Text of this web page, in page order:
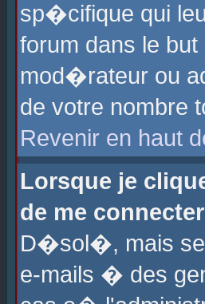
sp�cifique qui
forum dans le
mod�rateur ou
de votre nombre
Revenir en haut
Lorsque je
de me
D�sol�, mais
e-mails � des